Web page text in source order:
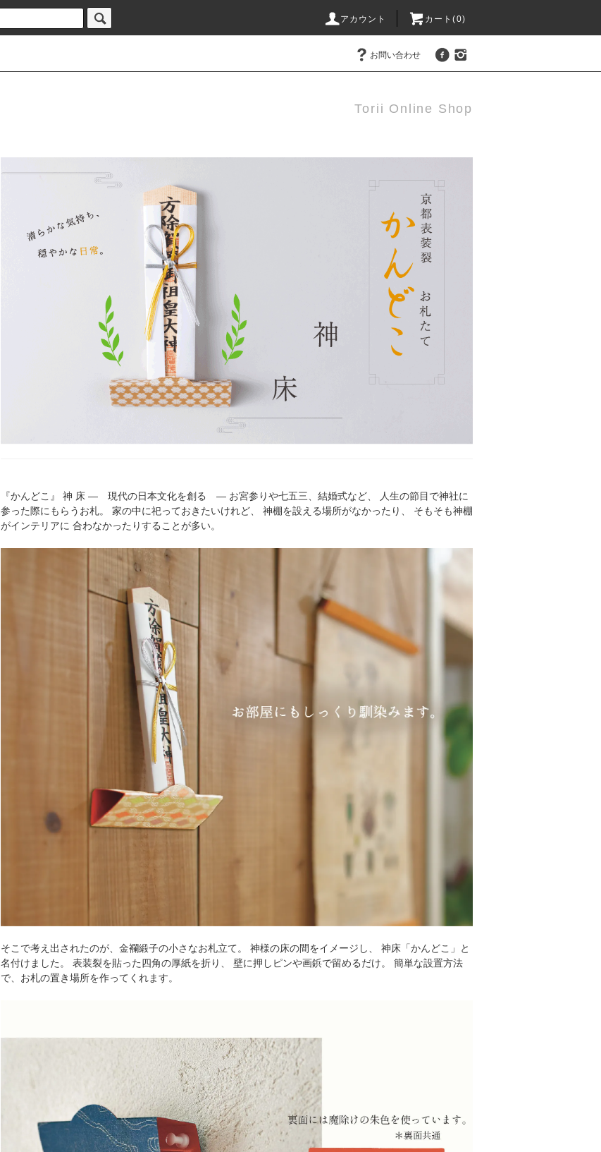
アカウント カート(0)
お問い合わせ
Torii Online Shop
『かんどこ』 神 床 ― 現代の日本文化を創る ― お宮参りや七五三、結婚式など、 人生の節目で神社に
参った際にもらうお札。 家の中に祀っておきたいけれど、 神棚を設える場所がなかったり、 そもそも神棚
がインテリアに 合わなかったりすることが多い。
そこで考え出されたのが、金襴緞子の小さなお札立て。 神様の床の間をイメージし、 神床「かんどこ」と
名付けました。 表装裂を貼った四角の厚紙を折り、 壁に押しピンや画鋲で留めるだけ。 簡単な設置方法
で、お札の置き場所を作ってくれます。